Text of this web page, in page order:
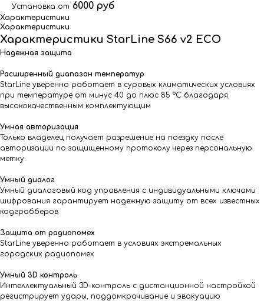
Установка от 6000 руб
Характеристики
Характеристики
Характеристики StarLine S66 v2 ECO
Надежная защита
Расширенный диапазон температур
StarLine уверенно работает в суровых климатических условиях
при температуре от минус 40 до плюс 85 °С благодаря
высококачественным комплектующим
Умная авторизация
Только владелец получает разрешение на поездку после
авторизации по защищенному протоколу через персональную
метку.
Умный диалог
Умный диалоговый код управления c индивидуальными ключами
шифрования гарантирует надежную защиту от всех известных
кодграбберов
Защита от радиопомех
StarLine уверенно работает в условиях экстремальных
городских радиопомех
Умный 3D контроль
Интеллектуальный 3D-контроль с дистанционной настройкой
регистрирует удары, поддомкрачивание и эвакуацию